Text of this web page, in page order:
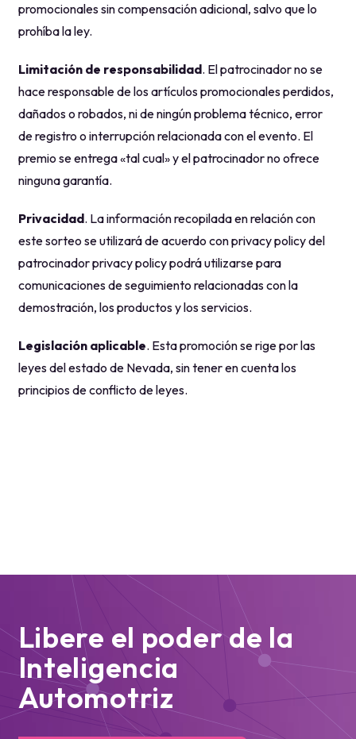
promocionales sin compensación adicional, salvo que lo
prohíba la ley.
Limitación de responsabilidad. El patrocinador no se
hace responsable de los artículos promocionales perdidos,
dañados o robados, ni de ningún problema técnico, error
de registro o interrupción relacionada con el evento. El
premio se entrega «tal cual» y el patrocinador no ofrece
ninguna garantía.
Privacidad. La información recopilada en relación con
este sorteo se utilizará de acuerdo con privacy policy del
patrocinador privacy policy podrá utilizarse para
comunicaciones de seguimiento relacionadas con la
demostración, los productos y los servicios.
Legislación aplicable. Esta promoción se rige por las
leyes del estado de Nevada, sin tener en cuenta los
principios de conflicto de leyes.
Libere el poder de la
Inteligencia
Automotriz